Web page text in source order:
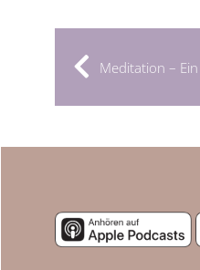
Meditation –